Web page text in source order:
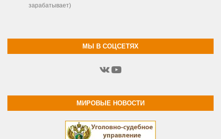
зарабатывает)
МЫ В СОЦСЕТЯХ
ВКонтакте
YouTube
МИРОВЫЕ НОВОСТИ